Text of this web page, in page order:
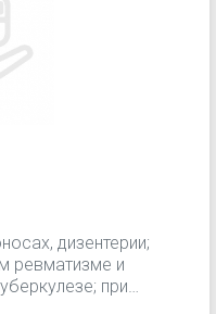
дизентерии;
ревматизме и
при